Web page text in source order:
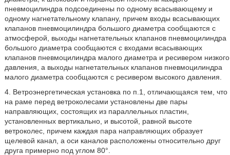
пневмоцилиндра подсоединены по одному всасывающему и
одному нагнетательному клапану, причем входы всасывающих
клапанов пневмоцилиндра большого диаметра сообщаются с
атмосферой, выходы нагнетательных клапанов пневмоцилиндра
большого диаметра сообщаются с входами всасывающих
клапанов пневмоцилиндра малого диаметра и ресивером низкого
давления, а выходы нагнетательных клапанов пневмоцилиндра
малого диаметра сообщаются с ресивером высокого давления.
4. Ветроэнергетическая установка по п.1, отличающаяся тем, что
на раме перед ветроколесами установлены две пары
направляющих, состоящих из параллельных пластин,
установленных вертикально, и высотой, равной высоте
ветроколес, причем каждая пара направляющих образует
щелевой канал, а оси каналов расположены относительно друг
друга примерно под углом 80°.